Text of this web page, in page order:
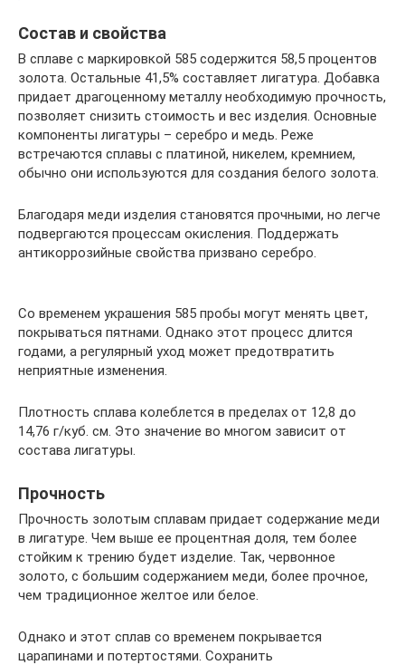
Состав и свойства
В сплаве с маркировкой 585 содержится 58,5 процентов
золота. Остальные 41,5% составляет лигатура. Добавка
придает драгоценному металлу необходимую прочность,
позволяет снизить стоимость и вес изделия. Основные
компоненты лигатуры – серебро и медь. Реже
встречаются сплавы с платиной, никелем, кремнием,
обычно они используются для создания белого золота.
Благодаря меди изделия становятся прочными, но легче
подвергаются процессам окисления. Поддержать
антикоррозийные свойства призвано серебро.
Со временем украшения 585 пробы могут менять цвет,
покрываться пятнами. Однако этот процесс длится
годами, а регулярный уход может предотвратить
неприятные изменения.
Плотность сплава колеблется в пределах от 12,8 до
14,76 г/куб. см. Это значение во многом зависит от
состава лигатуры.
Прочность
Прочность золотым сплавам придает содержание меди
в лигатуре. Чем выше ее процентная доля, тем более
стойким к трению будет изделие. Так, червонное
золото, с большим содержанием меди, более прочное,
чем традиционное желтое или белое.
Однако и этот сплав со временем покрывается
царапинами и потертостями. Сохранить